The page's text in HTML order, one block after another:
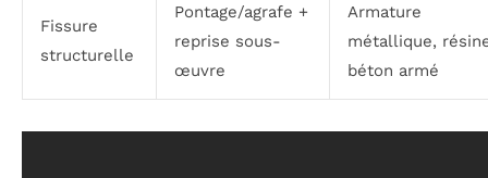
Fissure
structurelle
Pontage/agrafe +
reprise sous-
œuvre
Armature
métallique,
béton armé